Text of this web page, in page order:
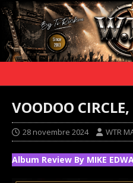
VOODOO
28 novembre 2024 WTR
Album Review By MIKE